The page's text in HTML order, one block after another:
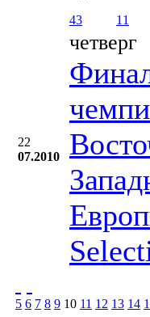
43 11
22
07.2010
четверг
5 6 7 8 9 10 11 12 13 14